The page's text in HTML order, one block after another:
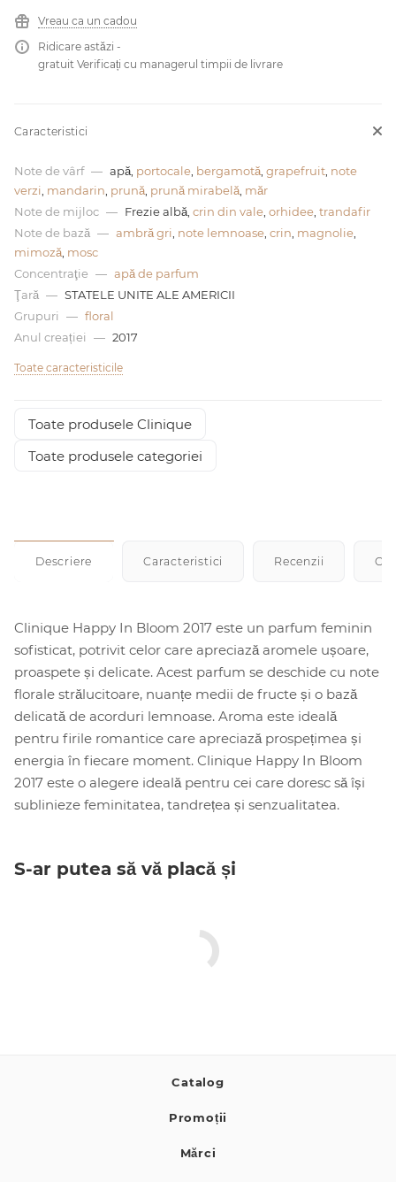
de lei
Vreau ca un cadou
Ridicare astăzi -
gratuit Verificați cu managerul timpii de livrare
Caracteristici
Note de vârf — apă, portocale bergamotă grapefruit note
verzi mandarin prună prună mirabelă măr
Note de mijloc — Frezie albă, crin din vale orhidee trandafir
Note de bază — ambră gri note lemnoase crin magnolie
mimoză mosc
Concentraţie — apă de parfum
Ţară — STATELE UNITE ALE AMERICII
Grupuri
— floral
Anul creației
— 2017
Toate caracteristicile
Toate produsele Clinique
Toate produsele categoriei
Descriere Caracteristici Recenzii
Clinique Happy In Bloom 2017 este un parfum feminin
sofisticat, potrivit celor care apreciază aromele ușoare,
proaspete și delicate. Acest parfum se deschide cu note
florale strălucitoare, nuanțe medii de fructe și o bază
delicată de acorduri lemnoase. Aroma este ideală
pentru firile romantice care apreciază prospețimea și
energia în fiecare moment. Clinique Happy In Bloom
2017 este o alegere ideală pentru cei care doresc să își
sublinieze feminitatea, tandrețea și senzualitatea.
S-ar putea să vă placă și
Catalog
Promoții
Mărci